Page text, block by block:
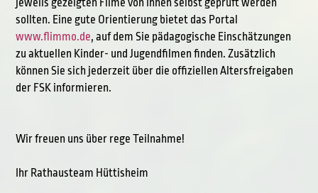
jeweils gezeigten Filme von Ihnen selbst geprüft werden
sollten. Eine gute Orientierung bietet das Portal
www.flimmo.de, auf dem Sie pädagogische Einschätzungen
zu aktuellen Kinder- und Jugendfilmen finden. Zusätzlich
können Sie sich jederzeit über die offiziellen Altersfreigaben
der FSK informieren.
Wir freuen uns über rege Teilnahme!
Ihr Rathausteam Hüttisheim